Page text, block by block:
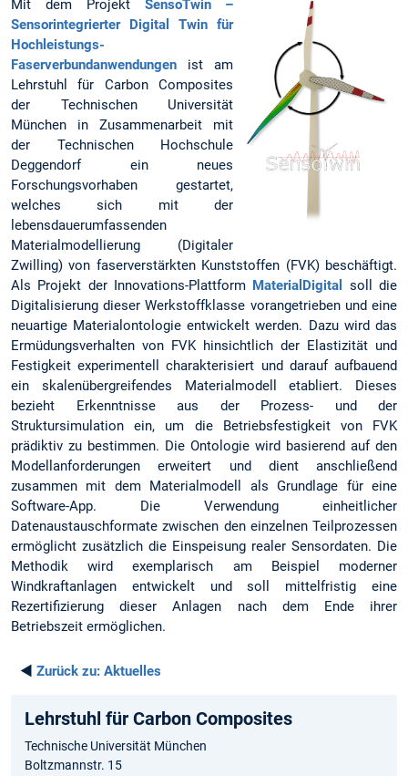
Mit dem Projekt SensoTwin –
Sensorintegrierter Digital Twin für
Hochleistungs-
Faserverbundanwendungen ist am
Lehrstuhl für Carbon Composites
der Technischen Universität
München in Zusammenarbeit mit
der Technischen Hochschule
Deggendorf ein neues
Forschungsvorhaben gestartet,
welches sich mit der
lebensdauerumfassenden
Materialmodellierung (Digitaler
Zwilling) von faserverstärkten Kunststoffen (FVK) beschäftigt.
Als Projekt der Innovations-Plattform MaterialDigital
soll die
Digitalisierung dieser Werkstoffklasse vorangetrieben und eine
neuartige Materialontologie entwickelt werden. Dazu wird das
Ermüdungsverhalten von FVK hinsichtlich der Elastizität und
Festigkeit experimentell charakterisiert und darauf aufbauend
ein skalenübergreifendes Materialmodell etabliert. Dieses
bezieht Erkenntnisse aus der Prozess- und der
Struktursimulation ein, um die Betriebsfestigkeit von FVK
prädiktiv zu bestimmen. Die Ontologie wird basierend auf den
Modellanforderungen erweitert und dient anschließend
zusammen mit dem Materialmodell als Grundlage für eine
Software-App. Die Verwendung einheitlicher
Datenaustauschformate zwischen den einzelnen Teilprozessen
ermöglicht zusätzlich die Einspeisung realer Sensordaten. Die
Methodik wird exemplarisch am Beispiel moderner
Windkraftanlagen entwickelt und soll mittelfristig eine
Rezertifizierung dieser Anlagen nach dem Ende ihrer
Betriebszeit ermöglichen.
◄ Zurück zu: Aktuelles
Lehrstuhl für Carbon Composites
Technische Universität München
Boltzmannstr. 15